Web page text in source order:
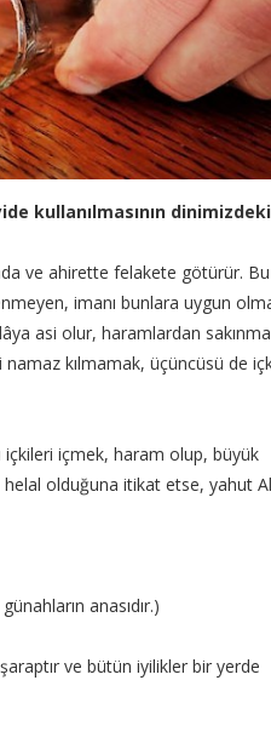
kullanılmasının
ve ahirette felakete götürür.
imanı bunlara uygun
asi olur, haramlardan
kılmamak, üçüncüsü de
içmek, haram olup, büyük
olduğuna itikat etse, yahut
anasıdır.)
ve bütün iyilikler bir yerde